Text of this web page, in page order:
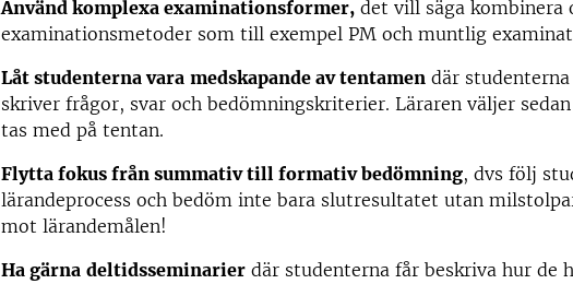
Använd komplexa examinationsformer, det vill säga kombinera
examinationsmetoder som till exempel PM och muntlig
Låt studenterna vara medskapande av tentamen där
skriver frågor, svar och bedömningskriterier. Läraren väljer
tas med på tentan.
Flytta fokus från summativ till formativ bedömning, dvs följ
lärandeprocess och bedöm inte bara slutresultatet utan
mot lärandemålen!
Ha gärna deltidsseminarier där studenterna får beskriva hur de